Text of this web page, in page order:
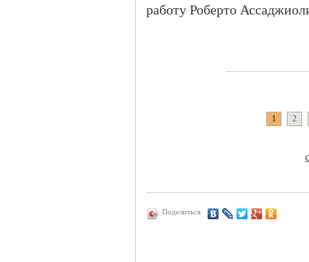
работу Роберто
1 2
Поделиться